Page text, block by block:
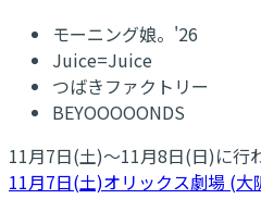
モーニング娘。'26
Juice=Juice
つばきファクトリー
BEYOOOOONDS
11月7日(土)〜11月8日(日)に行
11月7日(土)オリックス劇場 (大